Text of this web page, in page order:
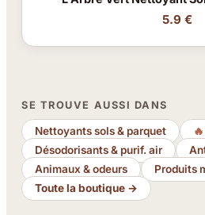
5.9 €
SE TROUVE AUSSI DANS
Nettoyants sols & parquet
Désodorisants & purif. air
Animaux & odeurs
Produits
Toute la boutique →